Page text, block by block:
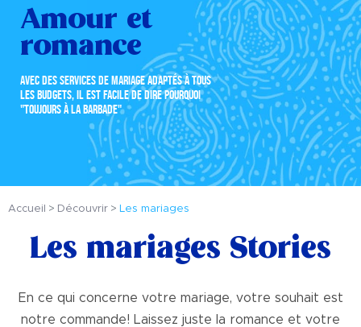
Amour et
romance
AVEC DES SERVICES DE MARIAGE ADAPTÉS À TOUS
LES BUDGETS, IL EST FACILE DE DIRE POURQUOI
"TOUJOURS À LA BARBADE"
Accueil Découvrir Les mariages
Les mariages Stories
En ce qui concerne votre mariage, votre souhait est
notre commande! Laissez juste la romance et votre